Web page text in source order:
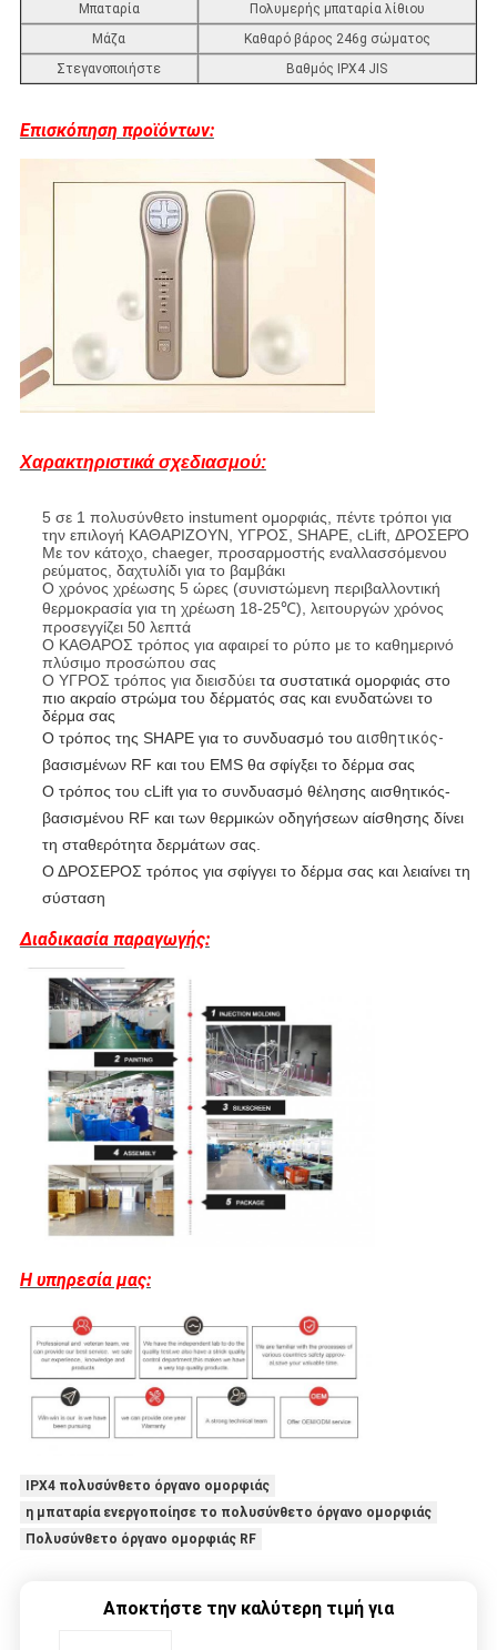
Μπαταρία
Πολυμερής μπαταρία λίθιου
Μάζα
Καθαρό βάρος 246g σώματος
Στεγανοποιήστε
Βαθμός IPX4 JIS
Επισκόπηση προϊόντων:
Χαρακτηριστικά σχεδιασμού:
5 σε 1 πολυσύνθετο instument ομορφιάς, πέντε τρόποι για
την επιλογή ΚΑΘΑΡΙΖΟΥΝ, ΥΓΡΟΣ, SHAPE, cLift, ΔΡΟΣΕΡΌ
Με τον κάτοχο, chaeger, προσαρμοστής εναλλασσόμενου
ρεύματος, δαχτυλίδι για το βαμβάκι
Ο χρόνος χρέωσης 5 ώρες (συνιστώμενη περιβαλλοντική
θερμοκρασία για τη χρέωση 18-25℃), λειτουργών χρόνος
προσεγγίζει 50 λεπτά
Ο ΚΑΘΑΡΟΣ τρόπος για αφαιρεί το ρύπο με το καθημερινό
πλύσιμο προσώπου σας
Ο ΥΓΡΟΣ τρόπος για διεισδύει τα συστατικά ομορφιάς στο
πιο ακραίο στρώμα του δέρματός σας και ενυδατώνει το
δέρμα σας
Ο τρόπος της SHAPE για το συνδυασμό του αισθητικός-
βασισμένων RF και του EMS θα σφίγξει το δέρμα σας
Ο τρόπος του cLift για το συνδυασμό θέλησης αισθητικός-
βασισμένου RF και των θερμικών οδηγήσεων αίσθησης δίνει
τη σταθερότητα δερμάτων σας.
Ο ΔΡΟΣΕΡΟΣ τρόπος για σφίγγει το δέρμα σας και λειαίνει τη
σύσταση
Διαδικασία παραγωγής:
Η υπηρεσία μας:
IPX4 πολυσύνθετο όργανο ομορφιάς
η μπαταρία ενεργοποίησε το πολυσύνθετο όργανο ομορφιάς
Πολυσύνθετο όργανο ομορφιάς RF
Αποκτήστε την καλύτερη τιμή για